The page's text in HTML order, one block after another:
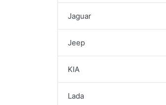
Jaguar
Jeep
KIA
Lada